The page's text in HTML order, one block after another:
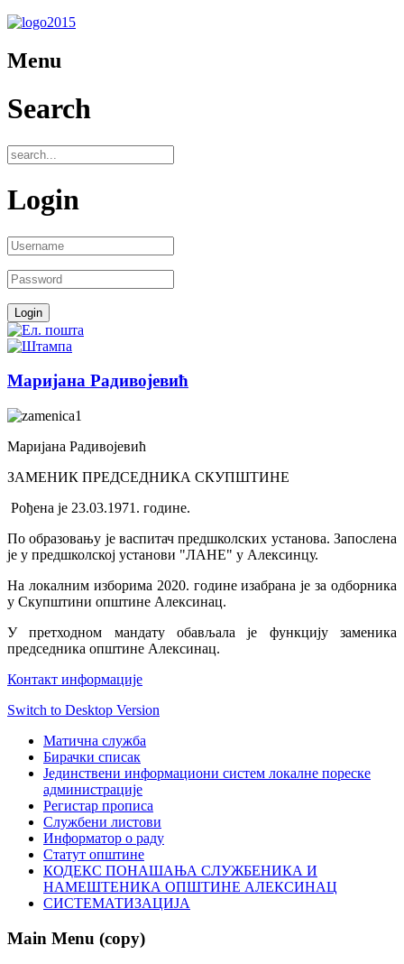
Menu
Search
Login
Маријана Радивојевић
Маријана Радивојевић
ЗАМЕНИК ПРЕДСЕДНИКА СКУПШТИНЕ
Рођена је 23.03.1971. године.
По образовању је васпитач предшколских установа. Запослена
је у предшколској установи "ЛАНЕ" у Алексинцу.
На локалним изборима 2020. године изабрана је за одборника
у Скупштини општине Алексинац.
У претходном мандату обављала је функцију заменика
председника општине Алексинац.
Контакт информације
Switch to Desktop Version
Матична служба
Бирачки списак
Јединствени информациони систем локалне пореске
администрације
Регистар прописа
Службени листови
Информатор о раду
Статут општине
КОДЕКС ПОНАШАЊА СЛУЖБЕНИКА И
НАМЕШТЕНИКА ОПШТИНЕ АЛЕКСИНАЦ
СИСТЕМАТИЗАЦИЈА
Main Menu (copy)